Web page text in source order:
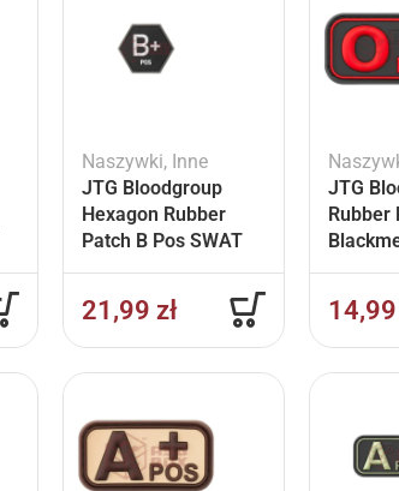
Naszywki, Inne
JTG Bloodgroup
Hexagon Rubber
Patch B Pos SWAT
21,99 zł
JTG
Rubber